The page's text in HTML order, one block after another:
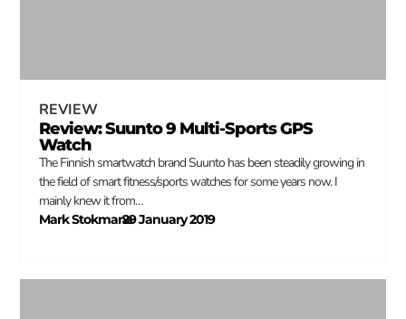
REVIEW
Review: Suunto 9 Multi-Sports GPS
Watch
The Finnish smartwatch brand Suunto has been steadily growing in
the field of smart fitness/sports watches for some years now. I
mainly knew it from…
Mark Stokmans
–
29 January 2019